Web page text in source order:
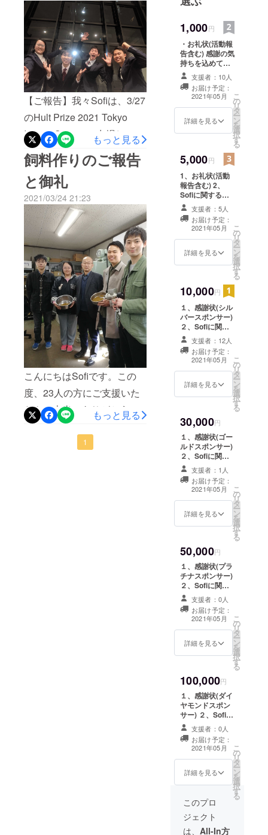
までお世話になった研究部
生物研究課の有吉課長や研
究員の方々に我々のプレゼ
ンを発表しました。我々の
アイデアに強い関心を持っ
ていただけました。その一
方、専門的な知見からアド
バイスをいただき、まだま
だ改善する点が多くあるこ
とを実感しました。ゴキブ
リの飼育施設を見学しまし
た。長年ゴキブリを飼育し
ている経験から、今後私た
ちがゴキブリを生産してい
く上でのノウハウを学ぶこ
とができ、非常に有意義な
時間となりました。Hult
Prizeに向けての活動は終了
しました。支援者の皆様の
ご支援により活動できまし
たことを重ね重ね御礼申し
上げます。Sofiは、ゴキブリ
を次世代の飼料の選択肢と
なるようこれからも挑戦を
続けていきます。ビジネス
モデルを再考して、まずは
【ご報告】我々Sofiは、3/27
のHult Prize 2021 Tokyo
Impact Summitに出場し、全
力を尽くして発表をしたの
ですが、残念ながら次のス
テージであるアクセラレー
タープログラムに駒を進め
ることは出来ませんでし
た。ですが、我々の発表は
会場を沸かせ、さらに発表
を聞いてくださった審査員
の方々からも高評価を頂く
ことができました。これ
は、自分たちがこれから活
動していくうえで、とても
自信になりました。我々の
発表をより良いものにでき
たのは、皆様のご支援のお
かげです。皆様のご支援に
より、飼育キットや魚の飼
料などのプロトタイプの作
成に際し、金銭面の心配を
もっと見る
飼料作りのご報告
と御礼
2021/03/24 21:23
こんにちはSofiです。この
度、23人の方にご支援いた
だき、本当にありがとうご
ざいます。皆様のおかげで
目標金額を達成することが
もっと見る
1
約10年の間
に5000万ド
ル以上の資
本を動か
し、120ヵ国
以上、100万
人以上の大
学及び大学
院生に未来
を考える機
会を創出し
ています。
現在では、
オフィシャ
ルパート
ナーのビル
クリントン
元大統領、
EF、Hult
International
Business
Schoolと共
に、チェン
ジメーカー
の育成を
行っていま
す。毎年10
学生が各大
学で行われ
る大会に参
加し、勝ち
進んだチー
ムがImpact
Summitと呼
ばれる海外
地域予選に
す。最終的
に世界決勝
の優勝チー
ムには100万
ドル(約1億
円)の資金が
与えられ、
実際に考え
たビジネス
づいて起業
することが
出来ます。
毎年規模を
拡大して
いってお
り、「学生
版ノーベル
賞」とも紹
介されてい
ます。
1,000円
・お礼状(活動報
告含む) 感謝の気
持ちを込めて、
お礼と海外地域
予選での活動報
告をお礼状にて
お送り致しま
す。送付の形式
としては、冊子
支援者：10人
お届け予定：
2021年05月
詳細を見る
こ
の
リ
タ
ー
ン
を
選
択
す
る
5,000円
1、お礼状(活動
報告含む) 2、
Sofiに関するレ
ポート １、感謝
の気持ちを込め
て、お礼と海外
地域予選での活
動報告をお礼状
にてお送り致し
をまとめたレ
ポートを同封致
します。 １、2
とも冊子にして
郵送でお送りい
たします。
支援者：5人
お届け予定：
2021年05月
詳細を見る
こ
の
リ
タ
ー
ン
を
選
択
す
る
10,000円
１、感謝状(シル
バースポンサー)
２、Sofiに関す
るレポート ３、
Sofiのオリジナ
ルTシャツ １、
私たちのスポン
サーの証として
感謝状を送付致
ものをまとめた
レポートを同封
致します。 レ
ポートなど活動
報告の際には、
「シルバースポ
ンサー」とし
て、お名前を掲
載させていただ
きます。 ※支援
時、必ず備考欄
にご希望のお名
さい。掲載をご
希望しない場合
はその旨ご記載
ください。 １、
2とも冊子にして
郵送でお送りい
たします。 ３、
私たちのスポン
サーの証として
SofiオリジナルT
シャツを送らせ
す。 ※Tシャツの
ブラック1色とな
ります。サイズ
に関しては、
SMLからご希望
のサイズを備考
欄にご記載くだ
さい。以下の各
サイズの大きさ
をご確認の上、
備考欄にご記載
ください。 Sサ
イズ：身丈67、
身幅55、肩幅
51、袖丈24 Mサ
イズ：身丈70、
身幅58、肩幅
支援者：12人
お届け予定：
2021年05月
詳細を見る
こ
の
リ
タ
ー
ン
を
選
択
す
る
30,000円
１、感謝状(ゴー
ルドスポンサー)
２、Sofiに関す
るレポート ３、
Sofiのオリジナ
ルTシャツ １、
私たちのスポン
サーの証として
感謝状を送付致
ものをまとめた
レポートを同封
致します。 レ
ポートなど活動
報告の際には、
「ゴールドスポ
ンサー」とし
て、お名前を掲
載させていただ
きます。 ※支援
時、必ず備考欄
にご希望のお名
さい。掲載をご
希望しない場合
はその旨ご記載
ください。 １、
2とも冊子にして
郵送でお送りい
たします。 ３、
私たちのスポン
サーの証として
SofiオリジナルT
シャツを送らせ
す。 ※Tシャツの
色に関しては、
ブラック1色とな
ります。サイズ
に関しては、
支援者：1人
お届け予定：
2021年05月
詳細を見る
こ
の
リ
タ
ー
ン
を
選
択
す
る
50,000円
１、感謝状(プラ
チナスポンサー)
２、Sofiに関す
るレポート ３、
Sofiのオリジナ
ルTシャツ １、
私たちのスポン
サーの証として
感謝状を送付致
ものをまとめた
レポートを同封
致します。 レ
ポートなど活動
報告の際には、
「プラチナスポ
ンサー」とし
て、お名前を掲
載させていただ
きます。 ※支援
時、必ず備考欄
にご希望のお名
前をご記入くだ
さい。掲載をご
希望しない場合
はその旨ご記載
支援者：0人
お届け予定：
2021年05月
詳細を見る
こ
の
リ
タ
ー
ン
を
選
択
す
る
100,000円
１、感謝状(ダイ
ヤモンドスポン
サー) ２、Sofiに
関するレポート
３、Sofiのオリ
ジナルTシャツ
１、私たちのス
ポンサーの証と
して感謝状を送
までの活動や目
指すものをまと
めたレポートを
同封致します。
支援者：0人
お届け予定：
2021年05月
詳細を見る
こ
の
リ
タ
ー
ン
を
選
択
す
る
このプロ
ジェクト
は、 All-In方